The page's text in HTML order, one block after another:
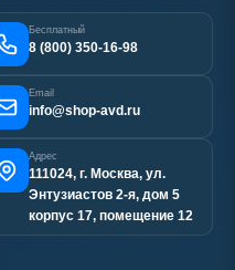
Бесплатный
8 (800) 350-16-98
Email
info@shop-avd.ru
Адрес
111024, г. Москва, ул.
Энтузиастов 2-я, дом 5
корпус 17, помещение 12